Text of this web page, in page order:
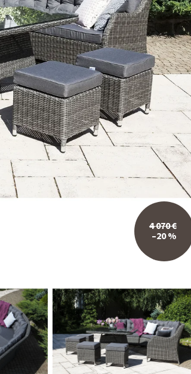
4 070 €
–20 %